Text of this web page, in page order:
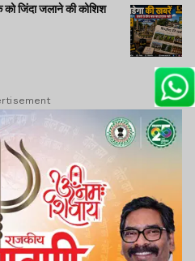
जिंदा जलाने की कोशिश